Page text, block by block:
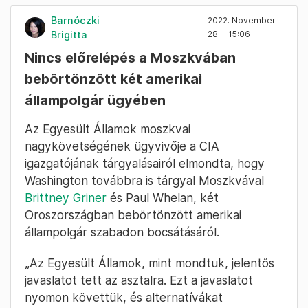
Barnóczki
Brigitta
2022. November
28. – 15:06
Nincs előrelépés a Moszkvában
bebörtönzött két amerikai
állampolgár ügyében
Az Egyesült Államok moszkvai
nagykövetségének ügyvivője a CIA
igazgatójának tárgyalásairól elmondta, hogy
Washington továbbra is tárgyal Moszkvával
Brittney Griner és Paul Whelan, két
Oroszországban bebörtönzött amerikai
állampolgár szabadon bocsátásáról.
„Az Egyesült Államok, mint mondtuk, jelentős
javaslatot tett az asztalra. Ezt a javaslatot
nyomon követtük, és alternatívákat